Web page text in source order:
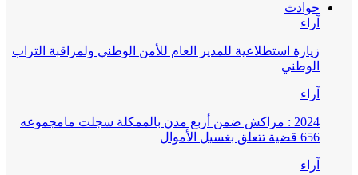
حوادث
آراء
زيارة استطلاعية للمدير العام للأمن الوطني ولمراقبة التراب
الوطني
آراء
2024 : مراكش ضمن أربع مدن بالممكلة سجلت مامجموعه
656 قضية تتعلق بغسيل الأموال
آراء